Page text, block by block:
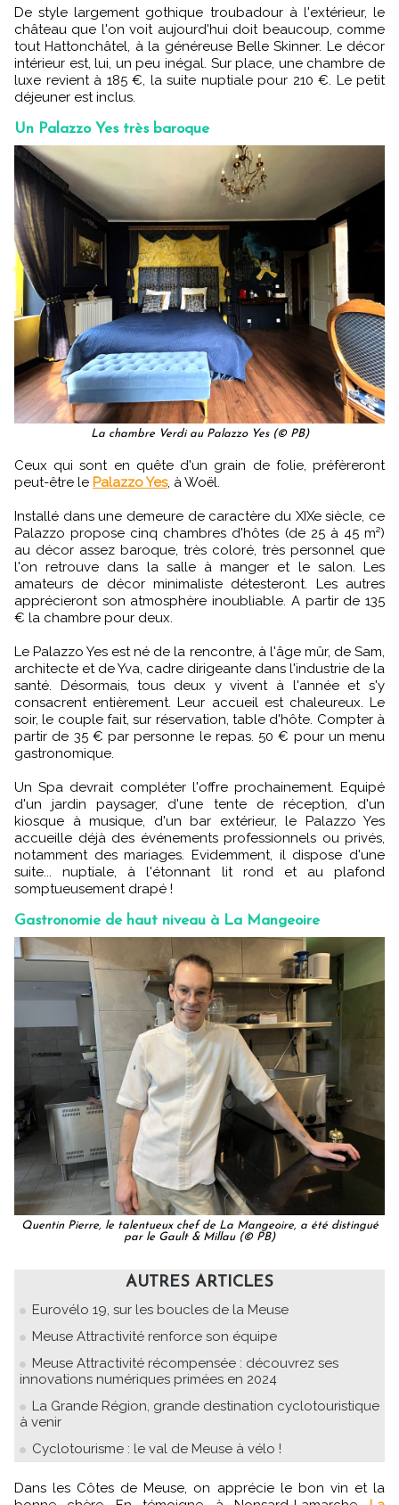
De style largement gothique troubadour à l'extérieur, le
château que l'on voit aujourd'hui doit beaucoup, comme
tout Hattonchâtel, à la généreuse Belle Skinner. Le décor
intérieur est, lui, un peu inégal. Sur place, une chambre de
luxe revient à 185 €, la suite nuptiale pour 210 €. Le petit
déjeuner est inclus.
Un Palazzo Yes très baroque
La chambre Verdi au Palazzo Yes (© PB)
Ceux qui sont en quête d'un grain de folie, préfèreront
peut-être le Palazzo Yes, à Woël.
Installé dans une demeure de caractère du XIXe siècle, ce
Palazzo propose cinq chambres d'hôtes (de 25 à 45 m²)
au décor assez baroque, très coloré, très personnel que
l'on retrouve dans la salle à manger et le salon. Les
amateurs de décor minimaliste détesteront. Les autres
apprécieront son atmosphère inoubliable. A partir de 135
€ la chambre pour deux.
Le Palazzo Yes est né de la rencontre, à l'âge mûr, de Sam,
architecte et de Yva, cadre dirigeante dans l'industrie de la
santé. Désormais, tous deux y vivent à l'année et s'y
consacrent entièrement. Leur accueil est chaleureux. Le
soir, le couple fait, sur réservation, table d'hôte. Compter à
partir de 35 € par personne le repas. 50 € pour un menu
gastronomique.
Un Spa devrait compléter l'offre prochainement. Equipé
d'un jardin paysager, d'une tente de réception, d'un
kiosque à musique, d'un bar extérieur, le Palazzo Yes
accueille déjà des événements professionnels ou privés,
notamment des mariages. Evidemment, il dispose d'une
suite... nuptiale, à l'étonnant lit rond et au plafond
somptueusement drapé !
Gastronomie de haut niveau à La Mangeoire
Quentin Pierre, le talentueux chef de La Mangeoire, a été distingué
par le Gault & Millau (© PB)
AUTRES ARTICLES
Eurovélo 19, sur les boucles de la Meuse
Meuse Attractivité renforce son équipe
Meuse Attractivité récompensée : découvrez ses
innovations numériques primées en 2024
La Grande Région, grande destination cyclotouristique
à venir
Cyclotourisme : le val de Meuse à vélo !
Dans les Côtes de Meuse, on apprécie le bon vin et la